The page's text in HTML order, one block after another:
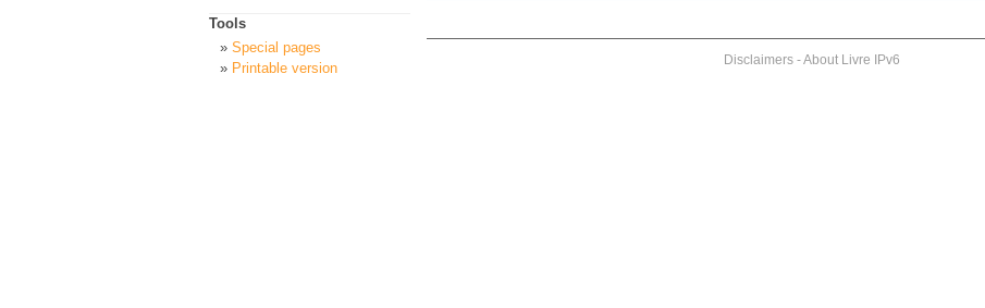
Tools
Special pages
Printable version
Disclaimers-About Livre IPv6